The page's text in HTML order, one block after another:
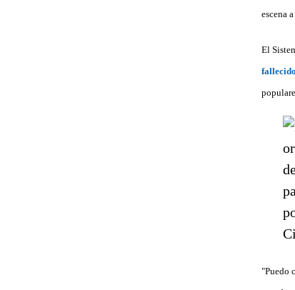
escena
El
"Puedo